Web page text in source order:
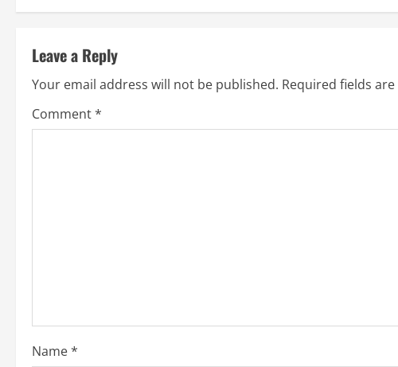
Leave a Reply
Your email address will not be published. Required fields
Comment*
Name*